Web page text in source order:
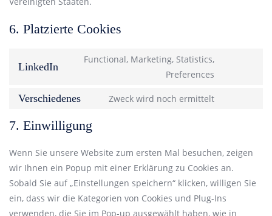
6. Platzierte Cookies
LinkedIn
Functional, Marketing, Statistics,
Preferences
Verschiedenes Zweck wird noch ermittelt
7. Einwilligung
Wenn Sie unsere Website zum ersten Mal besuchen, zeigen
wir Ihnen ein Popup mit einer Erklärung zu Cookies an.
Sobald Sie auf „Einstellungen speichern“ klicken, willigen Sie
ein, dass wir die Kategorien von Cookies und Plug-Ins
verwenden, die Sie im Pop-up ausgewählt haben, wie in